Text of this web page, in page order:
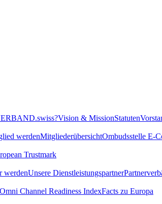
Vision & MissionStatuten
werdenMitgliederübersichtOmbudsstelle E-
Trustmark
werdenUnsere Dienstleistungspartner
Channel Readiness IndexFacts zu Europa